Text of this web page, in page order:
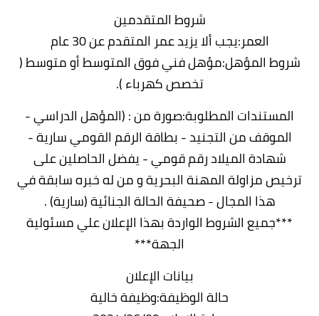
شروط المتقدمين
العمر:يجب ألا يزيد عمر المتقدم عن 30 عام
شروط المؤهل:مؤهل فني فوق المتوسط أو متوسط (
تخصص كهرباء ).
المستندات المطلوبة:صورة من : (المؤهل الدراسي -
الموقف من التجنيد - بطاقة الرقم القومي سارية -
شهادة الميلاد رقم قومي - يفضل الحاصلين على
ترخيص مزاولة المهنة البحرية و من له خبره سابقة في
هذا المجال - صحيفة الحالة الجنائية (سارية) .
***جميع الشروط الواردة بهذا الإعلان علي مسئولية
الجهة***
بيانات الإعلان
حالة الوظيفة:وظيفة خالية